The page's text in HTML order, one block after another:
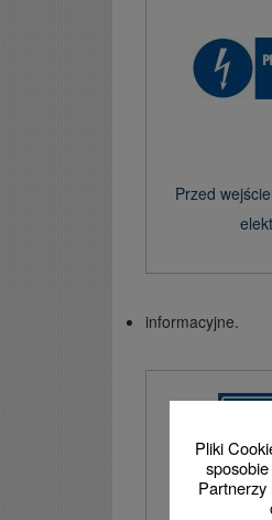
Pliki
Partnerzy
Przed
informacyjne.